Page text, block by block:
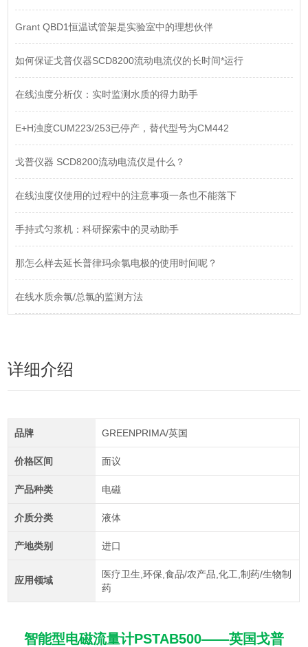
Grant QBD1恒温试管架是实验室中的理想伙伴
如何保证戈普仪器SCD8200流动电流仪的长时间*运行
在线浊度分析仪：实时监测水质的得力助手
E+H浊度CUM223/253已停产，替代型号为CM442
戈普仪器 SCD8200流动电流仪是什么？
在线浊度仪使用的过程中的注意事项一条也不能落下
手持式匀浆机：科研探索中的灵动助手
那怎么样去延长普律玛余氯电极的使用时间呢？
在线水质余氯/总氯的监测方法
详细介绍
品牌 GREENPRIMA/英国
价格区间 面议
产品种类 电磁
介质分类 液体
产地类别 进口
应用领域
医疗卫生,环保,食品/农产品,化工,制药/生物制
药
智能型电磁流量计PSTAB500——英国戈普